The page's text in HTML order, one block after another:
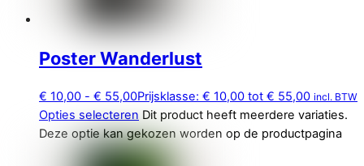
Poster Wanderlust
€ 10,00 - € 55,00Prijsklasse: € 10,00 tot € 55,00 incl. BTW
Opties selecteren Dit product heeft meerdere variaties.
Deze optie kan gekozen worden op de productpagina